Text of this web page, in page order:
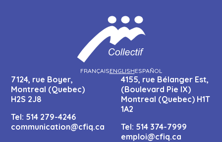
FRANÇAISENGLISHESPAÑOL
7124, rue Boyer,
Montreal (Quebec)
H2S 2J8
Tel: 514 279-4246
communication@cfiq.ca
4155, rue Bélanger Est,
(Boulevard Pie IX)
Montreal (Quebec) H1T
1A2
Tel: 514 374-7999
emploi@cfiq.ca